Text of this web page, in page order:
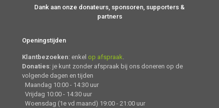
Dank aan onze donateurs, sponsoren, supporters &
partners
Openingstijden
Klantbezoeken: enkel op afspraak.
Donaties: je kunt zonder afspraak bij ons doneren op de
volgende dagen en tijden
Maandag 10:00 - 14:30 uur
Vrijdag 10:00 - 14:30 uur
Woensdag (1e vd maand) 19:00 - 21:00 uur